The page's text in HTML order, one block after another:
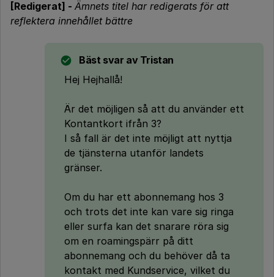
[Redigerat] - Ämnets titel har redigerats för att
reflektera innehållet bättre
Bäst svar av Tristan
Hej Hejhallå!
Är det möjligen så att du använder ett
Kontantkort ifrån 3?
I så fall är det inte möjligt att nyttja
de tjänsterna utanför landets
gränser.
Om du har ett abonnemang hos 3
och trots det inte kan vare sig ringa
eller surfa kan det snarare röra sig
om en roamingspärr på ditt
abonnemang och du behöver då ta
kontakt med Kundservice, vilket du